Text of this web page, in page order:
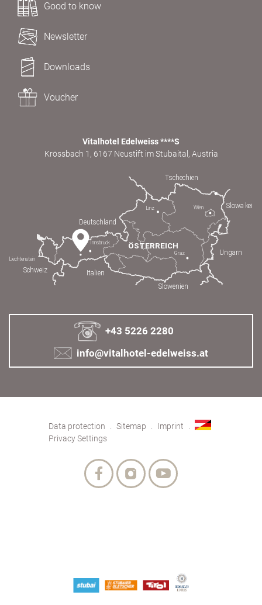
Good to know
Newsletter
Downloads
Voucher
Vitalhotel Edelweiss ****S
Krössbach 1, 6167 Neustift im Stubaital, Austria
+43 5226 2280
info@vitalhotel-edelweiss.at
Data protection Sitemap
Imprint
Privacy Settings